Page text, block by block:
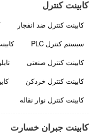
کابینت کنترل
کابینت کنترل ضد انفجار
سیستم کنترل PLC
کابینت کنترل صنعتی
کابینت کنترل خردکن
کابینت کنترل نوار نقاله
کابینت جبران خسارت